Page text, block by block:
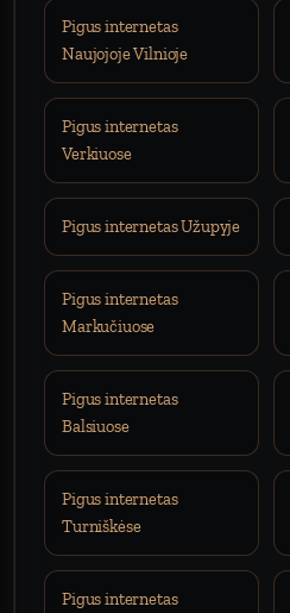
Pigus internetas
Naujojoje Vilnioje
Pigus internetas
Verkiuose
Pigus internetas Užupyje
Pigus internetas
Markučiuose
Pigus internetas
Balsiuose
Pigus internetas
Turniškėse
Pigus internetas